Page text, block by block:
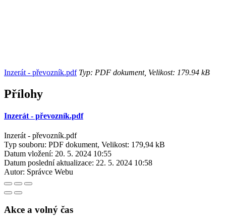
Inzerát - převozník.pdfTyp: PDF dokument, Velikost: 179.94 kB
Přílohy
Inzerát - převozník.pdf
Inzerát - převozník.pdf
Typ souboru: PDF dokument, Velikost: 179,94 kB
Datum vložení: 20. 5. 2024 10:55
Datum poslední aktualizace: 22. 5. 2024 10:58
Autor: Správce Webu
Akce a volný čas